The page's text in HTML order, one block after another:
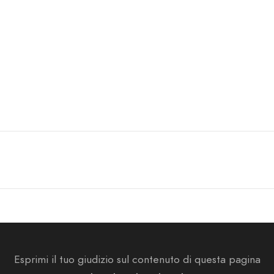
Esprimi il tuo giudizio sul contenuto di questa pagina